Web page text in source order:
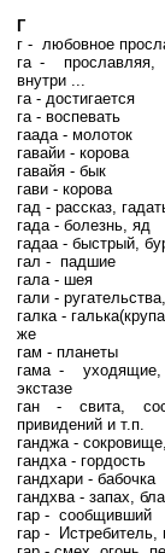
Г
г - любовное
га - прославляя,
внутри ...
га - достигается
га - воспевать
гаада - молоток
гавайи - корова
гавайя - бык
гави - корова
гад - рассказ,
гада - болезнь, яд
гадаа - быстрый,
гал - падшие
гала - шея
гали -
галка -
же
гам - планеты
гама - уходящие,
экстазе
ган - свита,
привидений и т.п.
ганджа -
гандха - гордость
гандхари - бабочка
гандхва - запах,
гар - сообщивший
гар - Истребитель,